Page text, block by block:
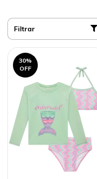
Filtrar
30%
OFF